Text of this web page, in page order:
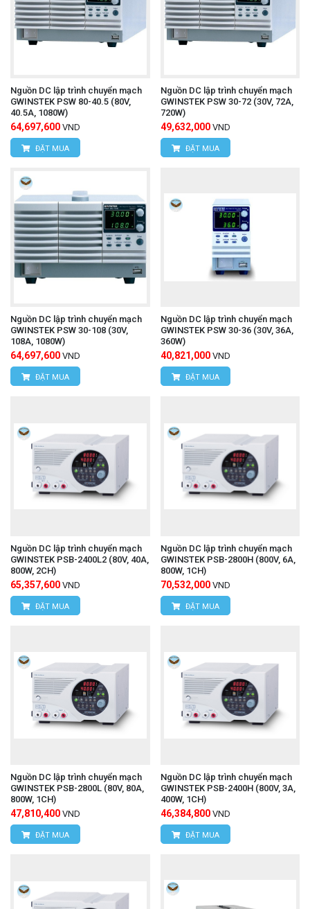
Nguồn DC lập trình chuyển mạch
GWINSTEK PSW 80-40.5 (80V,
40.5A, 1080W)
64,697,600 VND
ĐẶT MUA
Nguồn DC lập trình chuyển mạch
GWINSTEK PSW 30-72 (30V, 72A,
720W)
49,632,000 VND
ĐẶT MUA
Nguồn DC lập trình chuyển mạch
GWINSTEK PSW 30-108 (30V,
108A, 1080W)
64,697,600 VND
ĐẶT MUA
Nguồn DC lập trình chuyển mạch
GWINSTEK PSW 30-36 (30V, 36A,
360W)
40,821,000 VND
ĐẶT MUA
Nguồn DC lập trình chuyển mạch
GWINSTEK PSB-2400L2 (80V, 40A,
800W, 2CH)
65,357,600 VND
ĐẶT MUA
Nguồn DC lập trình chuyển mạch
GWINSTEK PSB-2800H (800V, 6A,
800W, 1CH)
70,532,000 VND
ĐẶT MUA
Nguồn DC lập trình chuyển mạch
GWINSTEK PSB-2800L (80V, 80A,
800W, 1CH)
47,810,400 VND
ĐẶT MUA
Nguồn DC lập trình chuyển mạch
GWINSTEK PSB-2400H (800V, 3A,
400W, 1CH)
46,384,800 VND
ĐẶT MUA